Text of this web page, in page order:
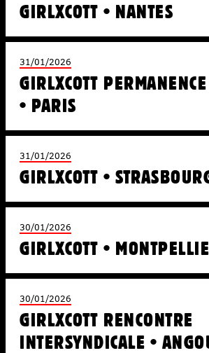
GIRLXCOTT • NANTES
31/01/2026
GIRLXCOTT
• PARIS
31/01/2026
GIRLXCOTT •
30/01/2026
GIRLXCOTT •
30/01/2026
GIRLXCOTT RENCONTRE
INTERSYNDICALE •